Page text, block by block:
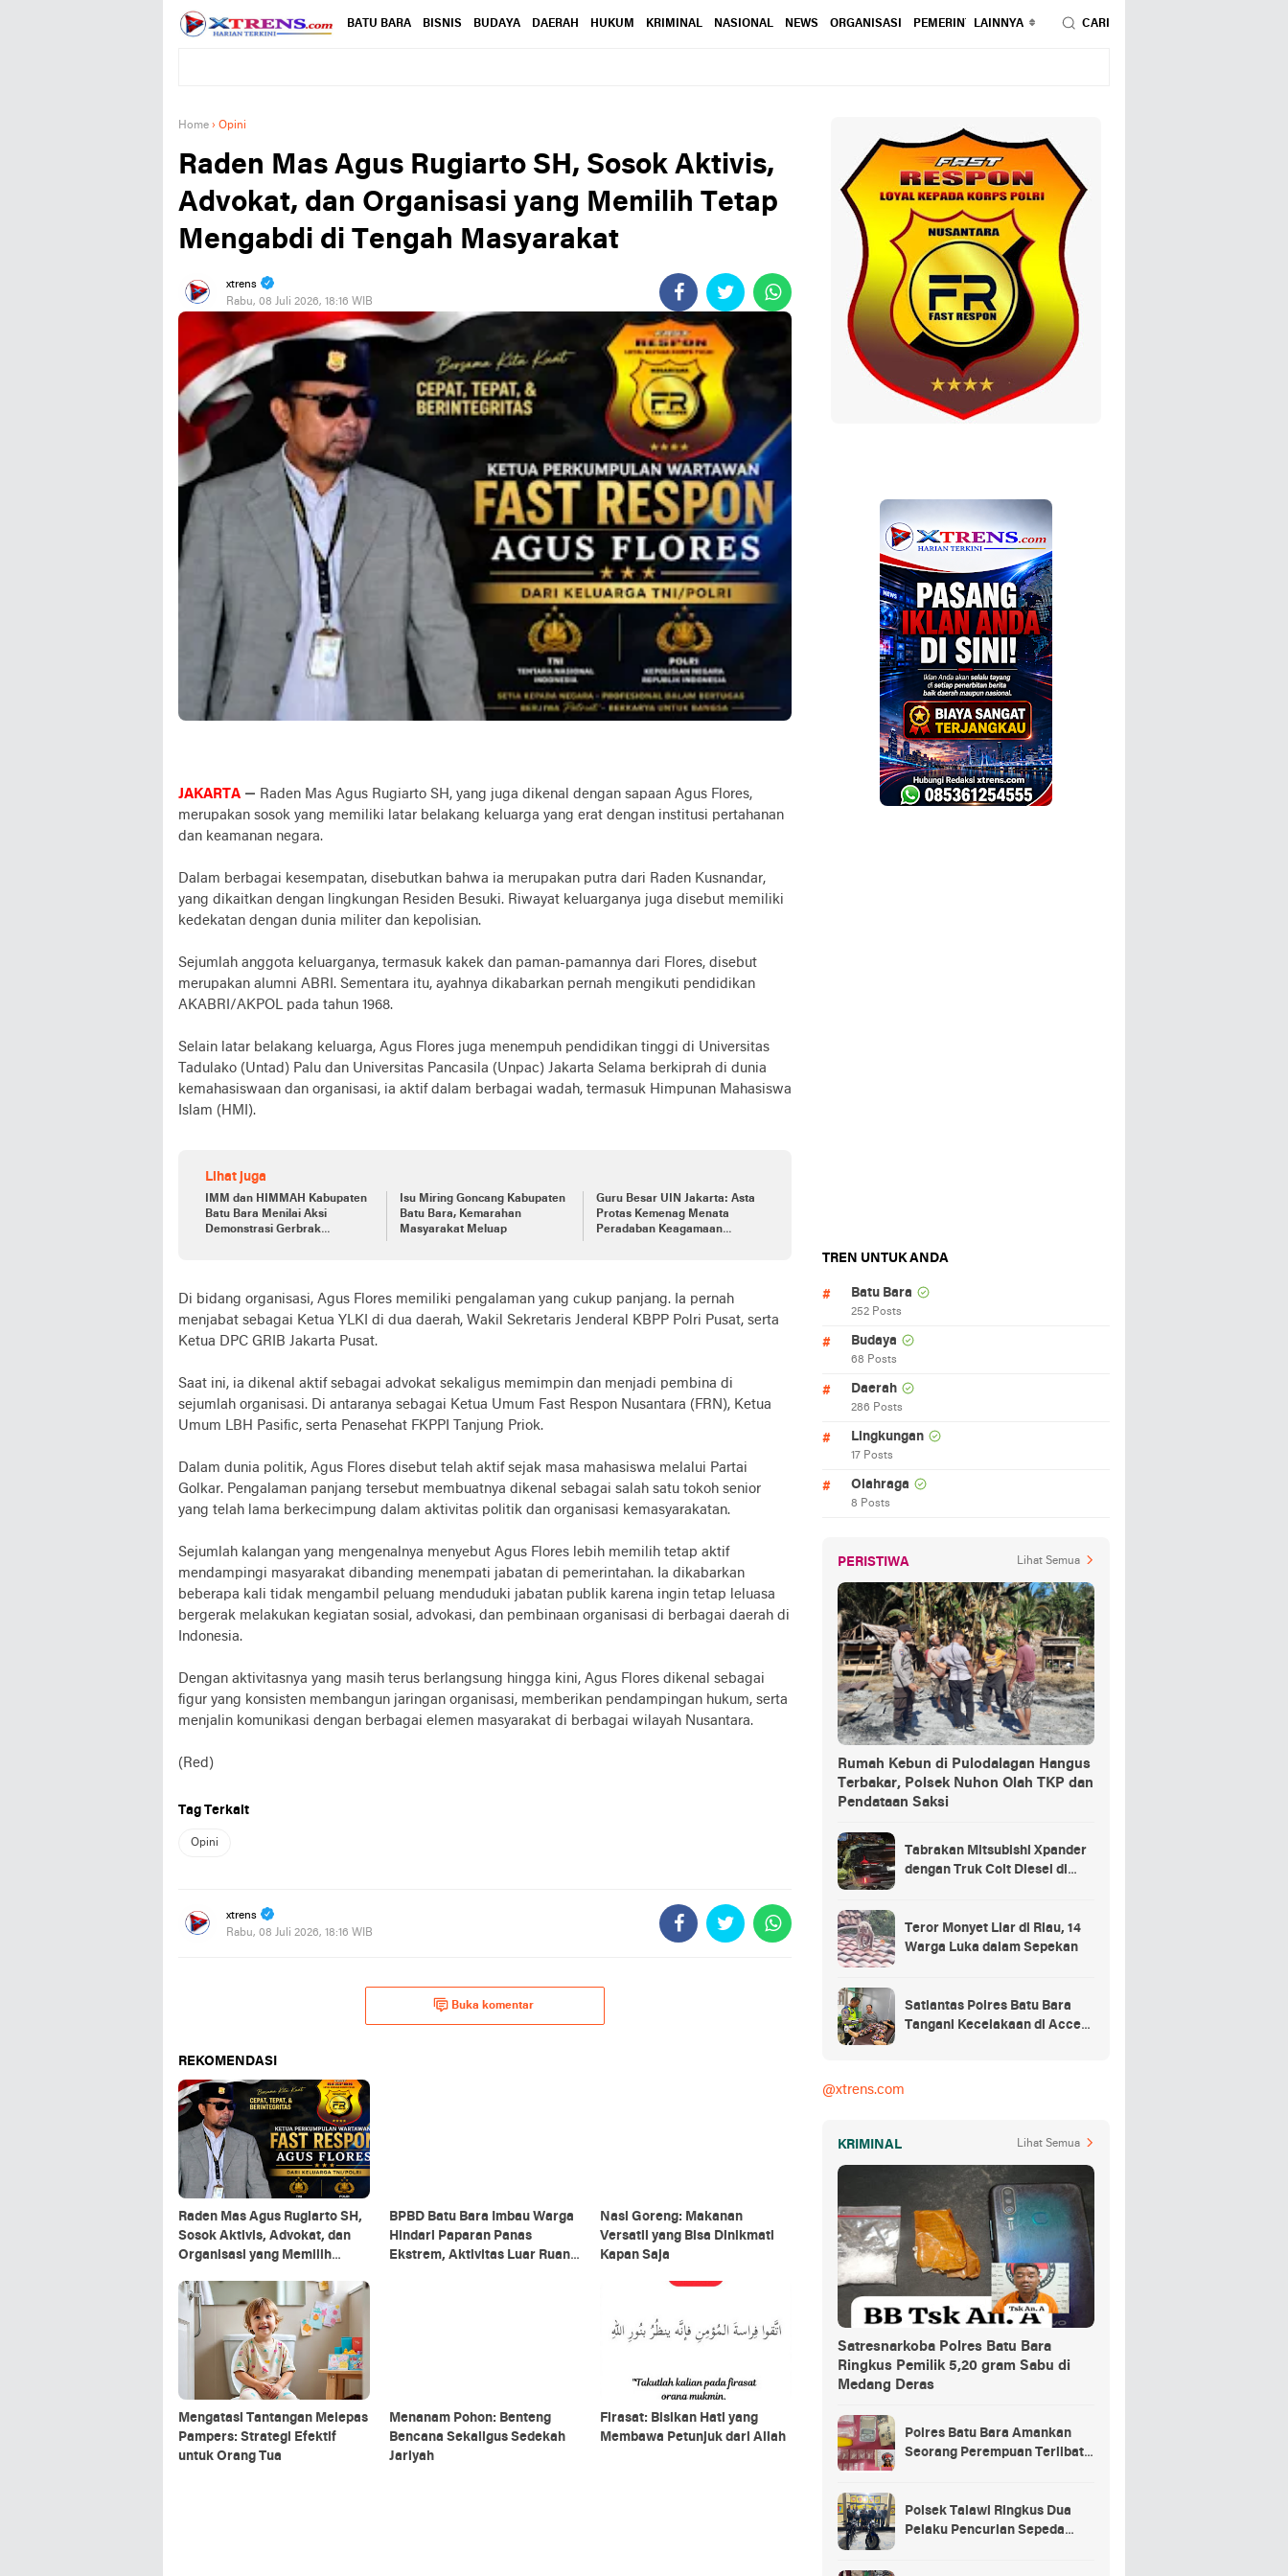
BATU BARA BISNIS BUDAYA DAERAH HUKUM KRIMINAL NASIONAL NEWS ORGANISASI PEMERINTAHAN PENDIDIKAN PERISTIWA
LAINNYA CARI
Home › Opini
Raden Mas Agus Rugiarto SH, Sosok Aktivis,
Advokat, dan Organisasi yang Memilih Tetap
Mengabdi di Tengah Masyarakat
xtrens
Rabu, 08 Juli 2026, 18:16 WIB
JAKARTA — Raden Mas Agus Rugiarto SH, yang juga dikenal dengan sapaan Agus Flores,
merupakan sosok yang memiliki latar belakang keluarga yang erat dengan institusi pertahanan
dan keamanan negara.
Dalam berbagai kesempatan, disebutkan bahwa ia merupakan putra dari Raden Kusnandar,
yang dikaitkan dengan lingkungan Residen Besuki. Riwayat keluarganya juga disebut memiliki
kedekatan dengan dunia militer dan kepolisian.
Sejumlah anggota keluarganya, termasuk kakek dan paman-pamannya dari Flores, disebut
merupakan alumni ABRI. Sementara itu, ayahnya dikabarkan pernah mengikuti pendidikan
AKABRI/AKPOL pada tahun 1968.
Selain latar belakang keluarga, Agus Flores juga menempuh pendidikan tinggi di Universitas
Tadulako (Untad) Palu dan Universitas Pancasila (Unpac) Jakarta Selama berkiprah di dunia
kemahasiswaan dan organisasi, ia aktif dalam berbagai wadah, termasuk Himpunan Mahasiswa
Islam (HMI).
Lihat juga
IMM dan HIMMAH Kabupaten
Batu Bara Menilai Aksi
Demonstrasi Gerbrak
Isu Miring Goncang Kabupaten
Batu Bara, Kemarahan
Masyarakat Meluap
Guru Besar UIN Jakarta: Asta
Protas Kemenag Menata
Peradaban Keagamaan
Di bidang organisasi, Agus Flores memiliki pengalaman yang cukup panjang. Ia pernah
menjabat sebagai Ketua YLKI di dua daerah, Wakil Sekretaris Jenderal KBPP Polri Pusat, serta
Ketua DPC GRIB Jakarta Pusat.
Saat ini, ia dikenal aktif sebagai advokat sekaligus memimpin dan menjadi pembina di
sejumlah organisasi. Di antaranya sebagai Ketua Umum Fast Respon Nusantara (FRN), Ketua
Umum LBH Pasific, serta Penasehat FKPPI Tanjung Priok.
Dalam dunia politik, Agus Flores disebut telah aktif sejak masa mahasiswa melalui Partai
Golkar. Pengalaman panjang tersebut membuatnya dikenal sebagai salah satu tokoh senior
yang telah lama berkecimpung dalam aktivitas politik dan organisasi kemasyarakatan.
Sejumlah kalangan yang mengenalnya menyebut Agus Flores lebih memilih tetap aktif
mendampingi masyarakat dibanding menempati jabatan di pemerintahan. Ia dikabarkan
beberapa kali tidak mengambil peluang menduduki jabatan publik karena ingin tetap leluasa
bergerak melakukan kegiatan sosial, advokasi, dan pembinaan organisasi di berbagai daerah di
Indonesia.
Dengan aktivitasnya yang masih terus berlangsung hingga kini, Agus Flores dikenal sebagai
figur yang konsisten membangun jaringan organisasi, memberikan pendampingan hukum, serta
menjalin komunikasi dengan berbagai elemen masyarakat di berbagai wilayah Nusantara.
(Red)
Tag Terkait
Opini
xtrens
Rabu, 08 Juli 2026, 18:16 WIB
Buka komentar
REKOMENDASI
Raden Mas Agus Rugiarto SH,
Sosok Aktivis, Advokat, dan
Organisasi yang Memilih
Masyarakat
BPBD Batu Bara Imbau Warga
Hindari Paparan Panas
Ekstrem, Aktivitas Luar Ruang
Nasi Goreng: Makanan
Versatil yang Bisa Dinikmati
Kapan Saja
Mengatasi Tantangan Melepas
Pampers: Strategi Efektif
untuk Orang Tua
Menanam Pohon: Benteng
Bencana Sekaligus Sedekah
Jariyah
Firasat: Bisikan Hati yang
Membawa Petunjuk dari Allah
TREN UNTUK ANDA
Batu Bara
252 Posts
Budaya
68 Posts
Daerah
286 Posts
Lingkungan
17 Posts
Olahraga
8 Posts
PERISTIWA Lihat Semua
Rumah Kebun di Pulodalagan Hangus
Terbakar, Polsek Nuhon Olah TKP dan
Pendataan Saksi
Tabrakan Mitsubishi Xpander
dengan Truk Colt Diesel di
Teror Monyet Liar di Riau, 14
Warga Luka dalam Sepekan
Satlantas Polres Batu Bara
Tangani Kecelakaan di Access
@xtrens.com
KRIMINAL Lihat Semua
Satresnarkoba Polres Batu Bara
Ringkus Pemilik 5,20 gram Sabu di
Medang Deras
Polres Batu Bara Amankan
Seorang Perempuan Terlibat
Polsek Talawi Ringkus Dua
Pelaku Pencurian Sepeda